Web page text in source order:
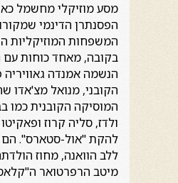
מסע מוזיקלי מחשמל
הפסנתרן הדינמי
המשפחות המוזיקליות
בקובה, מאחד כוחות
הנשמה אמנדה גאוויריה
הקובני, מנואל מצ'אדו
המוסיקה הקובנית כמו
ולדז, סליה קרוז ופאקיטו
להקת "אול-סטארס". הם
ללב הוואנה, מחוז
מיטב הרפרטואר